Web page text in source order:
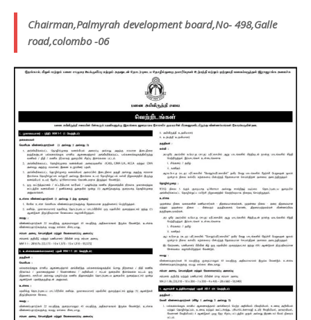
Chairman,Palmyrah development board,No- 498,Galle
road,colombo -06